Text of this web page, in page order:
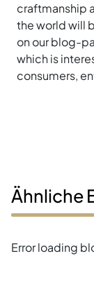
craftmanship
the world will
on our blog-
which is
consumers,
Ähnliche
Error loading